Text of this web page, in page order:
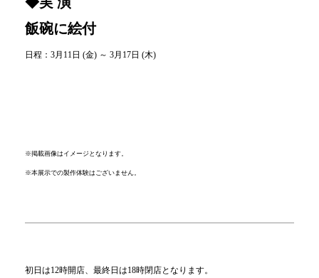
飯碗に絵付
日程：3月11日 (金) ～ 3月17日 (木)
※掲載画像はイメージとなります。
※本展示での製作体験はございません。
初日は12時開店、最終日は18時閉店となります。